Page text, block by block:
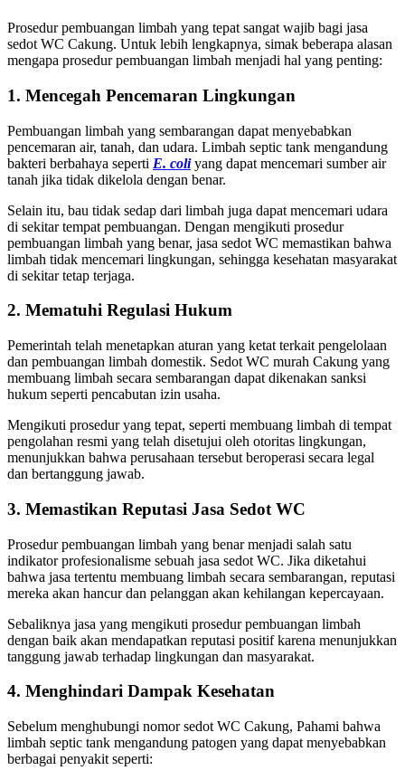
Prosedur pembuangan limbah yang tepat sangat wajib bagi jasa
sedot WC Cakung. Untuk lebih lengkapnya, simak beberapa alasan
mengapa prosedur pembuangan limbah menjadi hal yang penting:
1. Mencegah Pencemaran Lingkungan
Pembuangan limbah yang sembarangan dapat menyebabkan
pencemaran air, tanah, dan udara. Limbah septic tank mengandung
bakteri berbahaya seperti E. coliyang dapat mencemari sumber air
tanah jika tidak dikelola dengan benar.
Selain itu, bau tidak sedap dari limbah juga dapat mencemari udara
di sekitar tempat pembuangan. Dengan mengikuti prosedur
pembuangan limbah yang benar, jasa sedot WC memastikan bahwa
limbah tidak mencemari lingkungan, sehingga kesehatan masyarakat
di sekitar tetap terjaga.
2. Mematuhi Regulasi Hukum
Pemerintah telah menetapkan aturan yang ketat terkait pengelolaan
dan pembuangan limbah domestik. Sedot WC murah Cakung yang
membuang limbah secara sembarangan dapat dikenakan sanksi
hukum seperti pencabutan izin usaha.
Mengikuti prosedur yang tepat, seperti membuang limbah di tempat
pengolahan resmi yang telah disetujui oleh otoritas lingkungan,
menunjukkan bahwa perusahaan tersebut beroperasi secara legal
dan bertanggung jawab.
3. Memastikan Reputasi Jasa Sedot WC
Prosedur pembuangan limbah yang benar menjadi salah satu
indikator profesionalisme sebuah jasa sedot WC. Jika diketahui
bahwa jasa tertentu membuang limbah secara sembarangan, reputasi
mereka akan hancur dan pelanggan akan kehilangan kepercayaan.
Sebaliknya jasa yang mengikuti prosedur pembuangan limbah
dengan baik akan mendapatkan reputasi positif karena menunjukkan
tanggung jawab terhadap lingkungan dan masyarakat.
4. Menghindari Dampak Kesehatan
Sebelum menghubungi nomor sedot WC Cakung, Pahami bahwa
limbah septic tank mengandung patogen yang dapat menyebabkan
berbagai penyakit seperti: